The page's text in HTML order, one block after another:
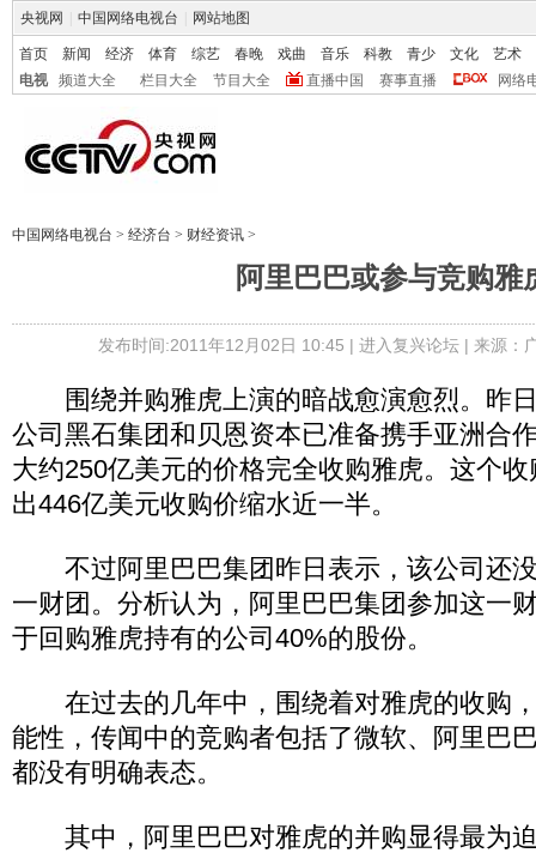
央视网 中国网络电视台 网站地图
首页 新闻 经济 体育 综艺 春晚 戏曲 音乐 科教 青少 文化
艺术
电视
频道大全 栏目大全 节目大全 直播中国 赛事直播 网络
中国网络电视台 > 经济台 > 财经资讯 >
阿里巴巴或参与竞购雅
发布时间:2011年12月02日 10:45 | 进入复兴论坛| 来源：
围绕并购雅虎上演的暗战愈演愈烈。昨
公司黑石集团和贝恩资本已准备携手亚洲合
大约250亿美元的价格完全收购雅虎。这个
出446亿美元收购价缩水近一半。
不过阿里巴巴集团昨日表示，该公司还
一财团。分析认为，阿里巴巴集团参加这一
于回购雅虎持有的公司40%的股份。
在过去的几年中，围绕着对雅虎的收购
能性，传闻中的竞购者包括了微软、阿里巴
都没有明确表态。
其中，阿里巴巴对雅虎的并购显得最为